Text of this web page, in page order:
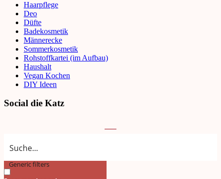
Haarpflege
Deo
Düfte
Badekosmetik
Männerecke
Sommerkosmetik
Rohstoffkartei (im Aufbau)
Haushalt
Vegan Kochen
DIY Ideen
Social die Katz
Generic filters